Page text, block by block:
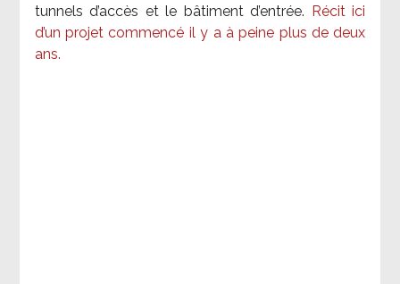
tunnels d’accès et le bâtiment d’entrée.
Récit ici
d’un projet commencé il y a à peine plus de deux
ans.